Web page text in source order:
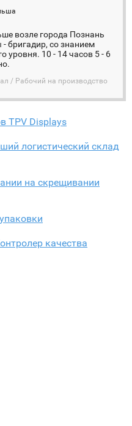
возле города Познань
бригадир, со знанием
уровня. 10 - 14 часов 5 - 6
/ Рабочий на производство
TPV Displays
логистический склад
на скрещивании
качества